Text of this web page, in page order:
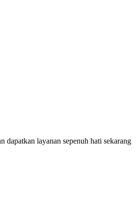
dapatkan layanan sepenuh hati sekarang